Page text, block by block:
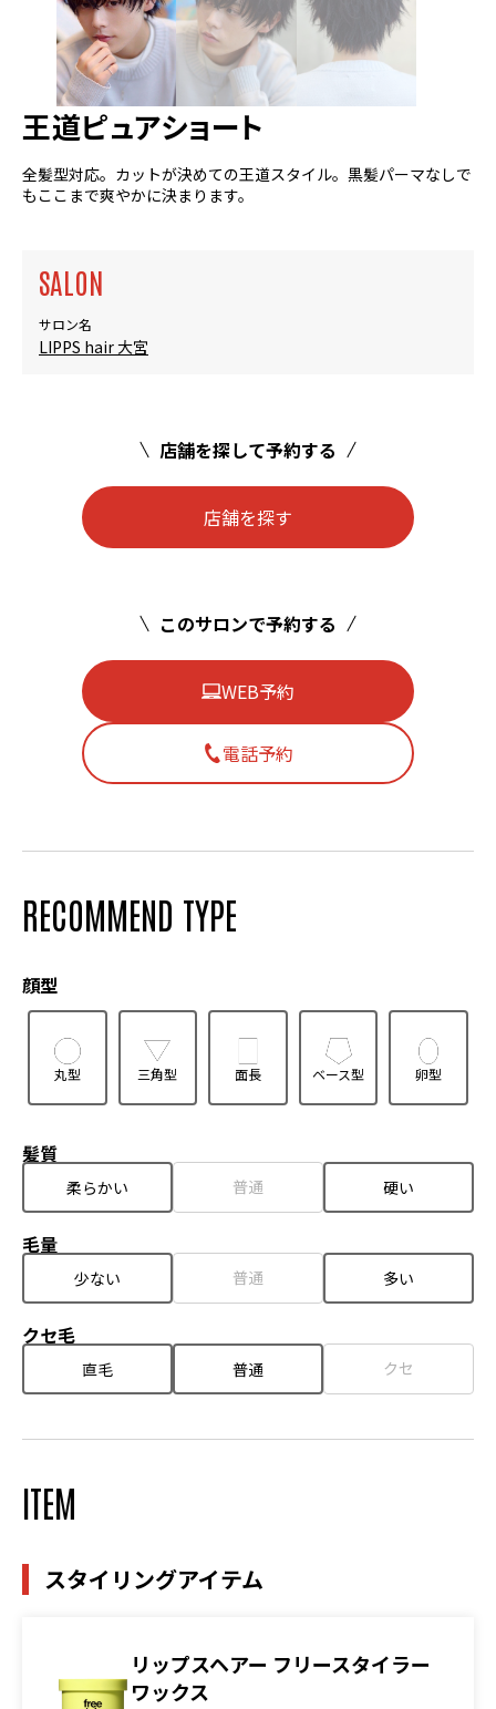
王道ピュアショート
全髪型対応。カットが決めての王道スタイル。黒髪パーマなしで
もここまで爽やかに決まります。
SALON
サロン名
LIPPS hair 大宮
店舗を探して予約する
店舗を探す
このサロンで予約する
WEB予約
電話予約
RECOMMEND TYPE
顔型
丸型 三角型 面長 ベース型 卵型
髪質
柔らかい 普通 硬い
毛量
少ない 普通 多い
クセ毛
直毛 普通 クセ
ITEM
スタイリングアイテム
リップスヘアー フリースタイラー
ワックス